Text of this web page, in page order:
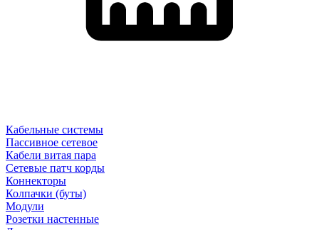
Кабельные системы
Пассивное сетевое
Кабели витая пара
Сетевые патч корды
Коннекторы
Колпачки (буты)
Модули
Розетки настенные